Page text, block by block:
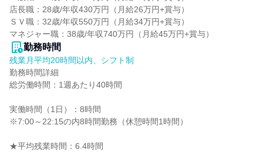
店長職：28歳/年収430万円（月給26万円+賞与）
ＳＶ職：32歳/年収550万円（月給34万円+賞与）
マネジャー職：38歳/年収740万円（月給45万円+賞与）
勤務時間
残業月平均20時間以内、シフト制
勤務時間詳細
総労働時間：1週あたり40時間
実働時間（1日）：8時間
※7:00～22:15の内8時間勤務（休憩時間1時間）
★平均残業時間：6.4時間